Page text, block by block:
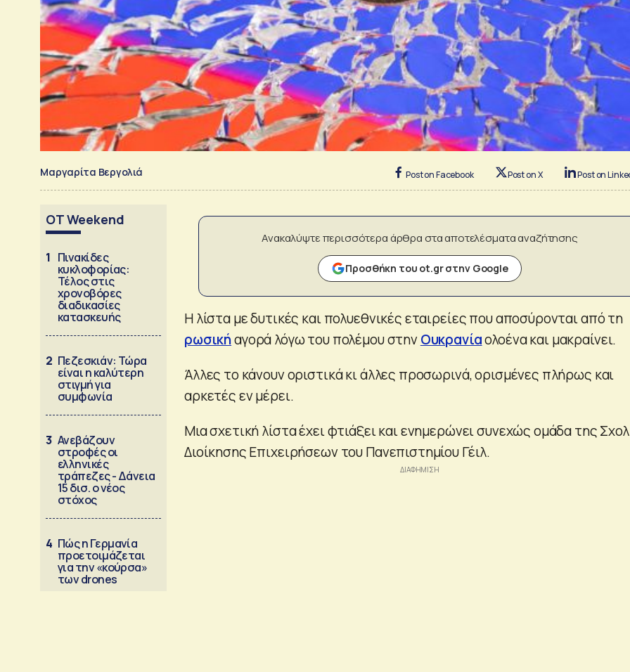
Μαργαρίτα Βεργολιά Post on Facebook Post on X Post on
OT Weekend
1 Πινακίδες
κυκλοφορίας:
Τέλος στις
χρονοβόρες
διαδικασίες
κατασκευής
2 Πεζεσκιάν: Τώρα
είναι η καλύτερη
στιγμή για
συμφωνία
3 Ανεβάζουν
στροφές οι
ελληνικές
τράπεζες - Δάνεια
15 δισ. ο νέος
στόχος
4 Πώς η Γερμανία
προετοιμάζεται
για την «κούρσα»
των drones
Ανακαλύψτε περισσότερα άρθρα στα αποτελέσματα αναζήτησης
Προσθήκη του ot.gr στην Google
Η λίστα με δυτικές και πολυεθνικές εταιρείες που αποσύρονται από τη
ρωσικήαγορά λόγω του πολέμου στην Ουκρανίαολοένα και μακραίνει.
Άλλες το κάνουν οριστικά κι άλλες προσωρινά, ορισμένες πλήρως και
αρκετές εν μέρει.
Μια σχετική λίστα έχει φτιάξει και ενημερώνει συνεχώς ομάδα της
Διοίκησης Επιχειρήσεων του Πανεπιστημίου Γέιλ.